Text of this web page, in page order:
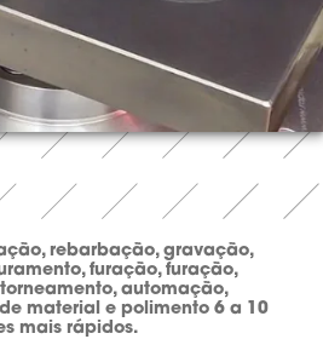
rebarbação, gravação,
furação, furação,
automação,
material e polimento 6 a 10
mais rápidos.